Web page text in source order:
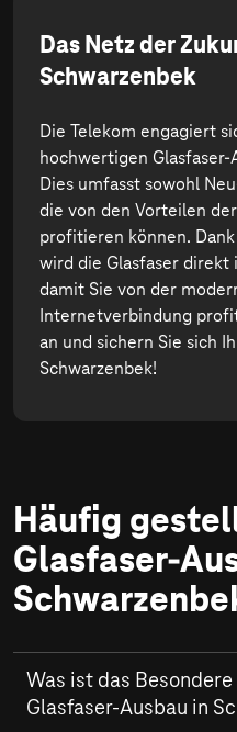
Das Netz der
Schwarzenbek
Die Telekom engagiert
hochwertigen Glasfaser-
Dies umfasst sowohl
die von den Vorteilen
profitieren können. Dank
wird die Glasfaser direkt
damit Sie von der
Internetverbindung
an und sichern Sie sich
Schwarzenbek!
Häufig
Glasfaser-
Was ist das
Glasfaser-Ausbau in